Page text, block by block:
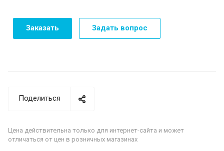
Заказать Задать вопрос
Поделиться
Цена действительна только для интернет-сайта и может
отличаться от цен в розничных магазинах